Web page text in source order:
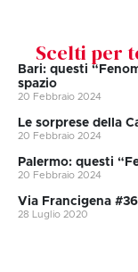
Scelti per
Bari: questi
spazio
20 Febbraio 2024
Le sorprese della
20 Febbraio 2024
Palermo: questi
20 Febbraio 2024
Via Francigena #36
28 Luglio 2020